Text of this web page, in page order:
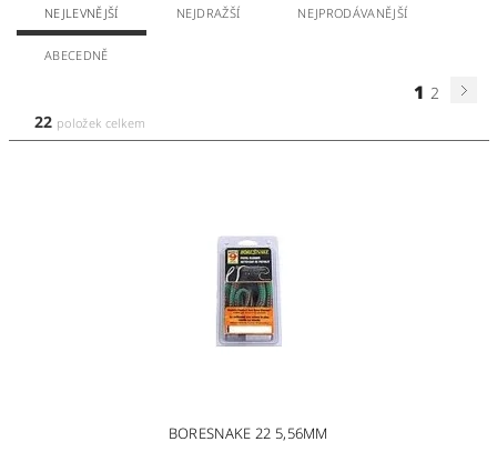
NEJLEVNĚJŠÍ NEJDRAŽŠÍ NEJPRODÁVANĚJŠÍ
ABECEDNĚ
1 2
22 položek celkem
BORESNAKE 22 5,56MM